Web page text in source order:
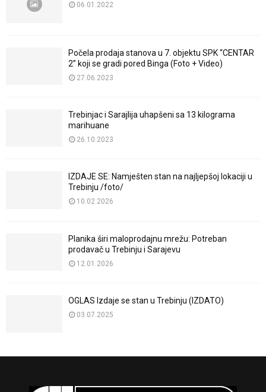
06.01.2022
Počela prodaja stanova u 7. objektu SPK “CENTAR
2” koji se gradi pored Binga (Foto + Video)
27.06.2023
Trebinjac i Sarajlija uhapšeni sa 13 kilograma
marihuane
26.10.2023
IZDAJE SE: Namješten stan na najljepšoj lokaciji u
Trebinju /foto/
10.02.2026
Planika širi maloprodajnu mrežu: Potreban
prodavač u Trebinju i Sarajevu
12.01.2026
OGLAS Izdaje se stan u Trebinju (IZDATO)
03.07.2025